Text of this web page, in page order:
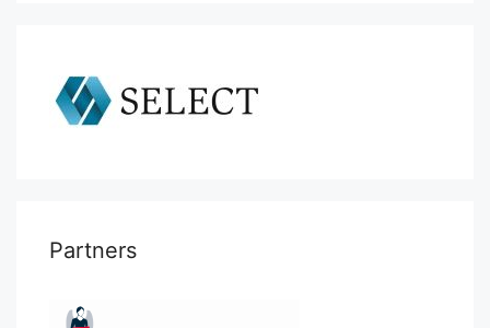
Partners